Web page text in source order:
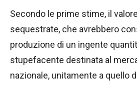
Secondo le prime stime, il
sequestrate, che avrebbero
produzione di un ingente
stupefacente destinata al
nazionale, unitamente a quello